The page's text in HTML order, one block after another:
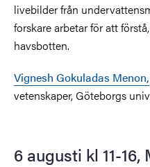
livebilder från
forskare arbetar för att
havsbotten.
Vignesh Gokuladas Menon,
vetenskaper, Göteborgs
6 augusti kl 11-